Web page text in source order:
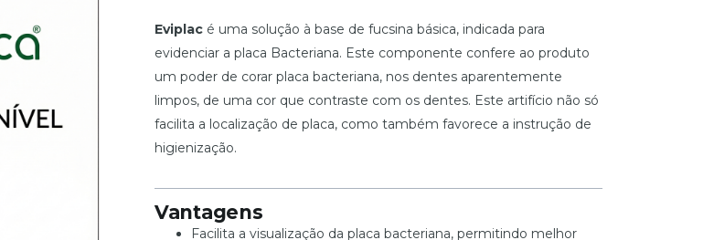
Eviplac é uma solução à base de fucsina básica, indicada para
evidenciar a placa Bacteriana. Este componente confere ao produto
um poder de corar placa bacteriana, nos dentes aparentemente
limpos, de uma cor que contraste com os dentes. Este artifício não só
facilita a localização de placa, como também favorece a instrução de
higienização.
Vantagens
Facilita a visualização da placa bacteriana, permitindo melhor